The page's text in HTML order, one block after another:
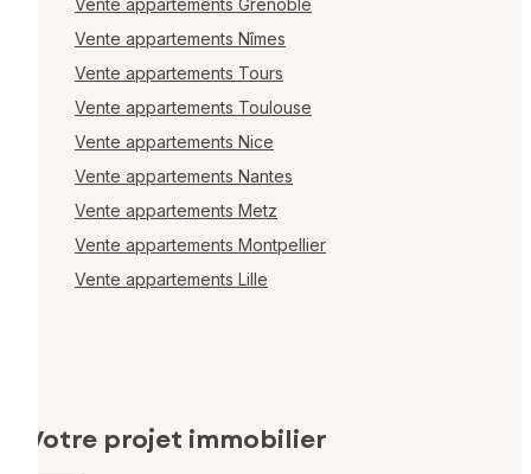
Vente appartements Nîmes
Vente appartements Tours
Vente appartements Toulouse
Vente appartements Nice
Vente appartements Nantes
Vente appartements Metz
Vente appartements Montpellier
Vente appartements Lille
Votre projet immobilier